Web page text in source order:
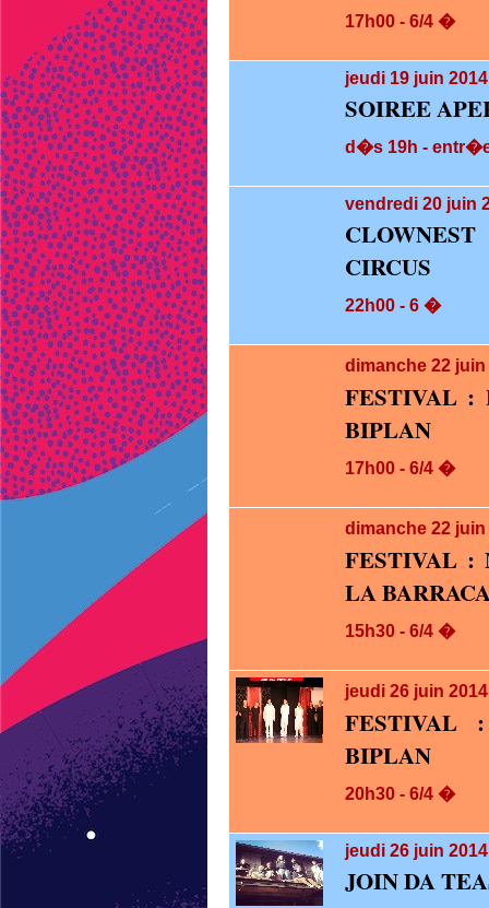
17h00 - 6/4 �
jeudi 19 juin
SOIREE
d�s 19h -
vendredi 20 juin
CIRCUS
22h00 - 6 �
dimanche 22
FESTIVAL :
BIPLAN
17h00 - 6/4 �
dimanche 22
FESTIVAL :
LA
15h30 - 6/4 �
jeudi 26 juin
FESTIVAL
BIPLAN
20h30 - 6/4 �
jeudi 26 juin
JOIN DA